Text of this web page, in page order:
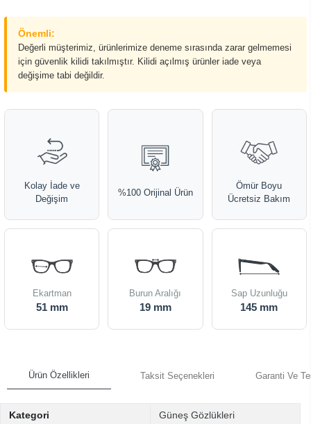
Önemli:
Değerli müşterimiz, ürünlerimize deneme sırasında zarar gelmemesi
için güvenlik kilidi takılmıştır. Kilidi açılmış ürünler iade veya
değişime tabi değildir.
Kolay İade ve
Değişim
%100 Orijinal Ürün
Ömür Boyu
Ücretsiz Bakım
Ekartman
51 mm
Burun Aralığı
19 mm
Sap Uzunluğu
145 mm
Ürün Özellikleri Taksit Seçenekleri Garanti Ve
Kategori Güneş Gözlükleri